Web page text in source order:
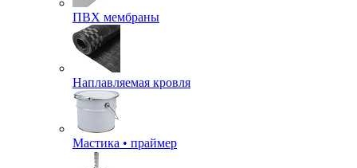
ПВХ мембраны
Наплавляемая кровля
Мастика • праймер